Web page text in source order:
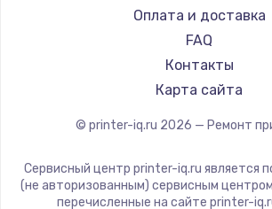
Заказать
1240 руб.
Заказать
Прошивка
1450 руб.
Оплата и доставка
FAQ
Контакты
Карта сайта
© printer-iq.ru 2026 — Ремонт
Сервисный центр printer-iq.ru является
(не авторизованным) сервисным
перечисленные на сайте printer-